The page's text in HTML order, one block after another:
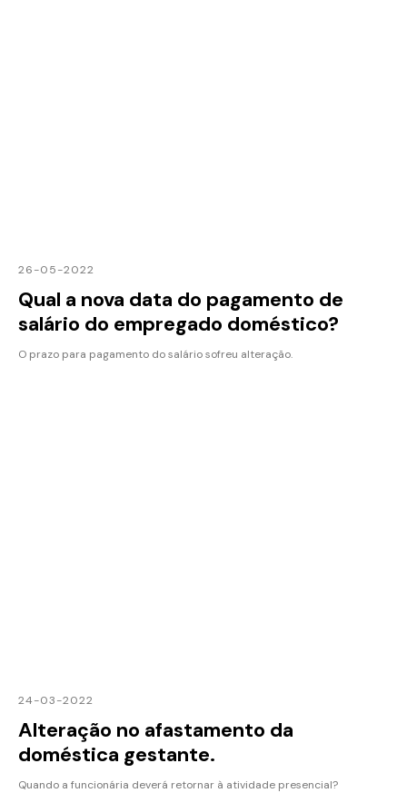
26-05-2022
Qual a nova data do pagamento de
salário do empregado doméstico?
O prazo para pagamento do salário sofreu alteração.
24-03-2022
Alteração no afastamento da
doméstica gestante.
Quando a funcionária deverá retornar à atividade presencial?